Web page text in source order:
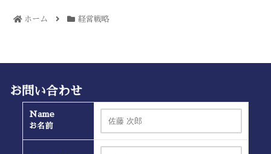
ホーム 経営戦略
お問い合わせ
Name
お名前